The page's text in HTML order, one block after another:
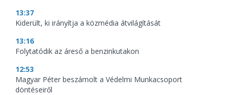
13:37
Kiderült, ki irányítja a közmédia átvilágítását
13:16
Folytatódik az áreső a benzinkutakon
12:53
Magyar Péter beszámolt a Védelmi Munkacsoport
döntéseiről